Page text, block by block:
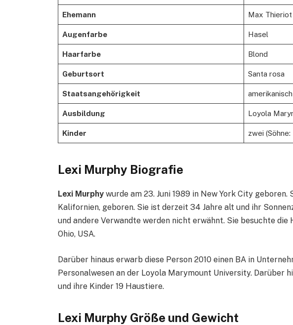
Ehemann Max Thieriot
Augenfarbe Hasel
Haarfarbe Blond
Geburtsort Santa rosa
Staatsangehörigkeit amerikanisch
Ausbildung Loyola
Kinder zwei
Lexi Murphy Biografie
Lexi Murphy wurde am 23. Juni 1989 in New York City geboren.
Kalifornien, geboren. Sie ist derzeit 34 Jahre alt und ihr
und andere Verwandte werden nicht erwähnt. Sie besuchte die
Ohio, USA.
Darüber hinaus erwarb diese Person 2010 einen BA in
Personalwesen an der Loyola Marymount University. Darüber
und ihre Kinder 19 Haustiere.
Lexi Murphy Größe und Gewicht